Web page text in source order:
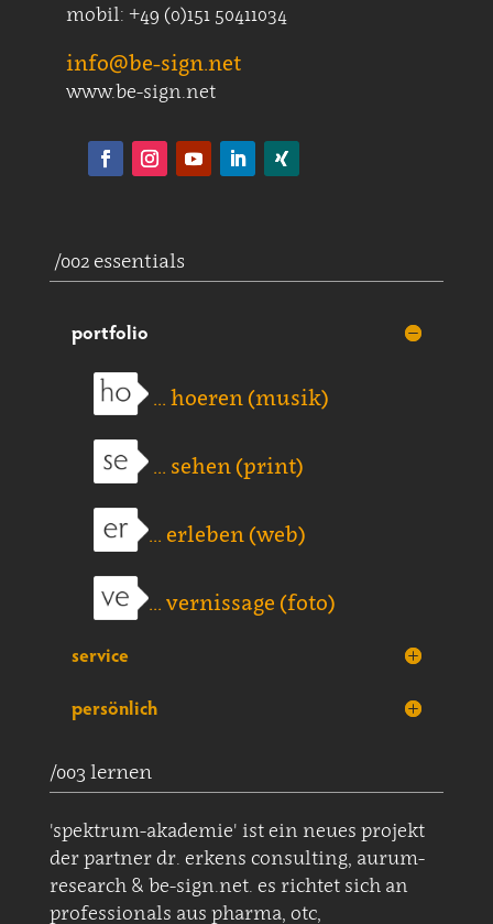
mobil: +49 (0)151 50411034
info@be-sign.net
www.be-sign.net
/002 essentials
portfolio
... hoeren (musik)
... sehen (print)
... erleben (web)
... vernissage (foto)
service
persönlich
/003 lernen
'spektrum-akademie' ist ein neues projekt
der partner dr. erkens consulting, aurum-
research & be-sign.net. es richtet sich an
professionals aus pharma, otc,